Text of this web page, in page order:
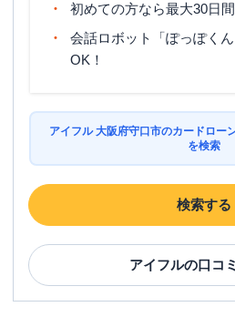
初めての方なら最大30日間
会話ロボット「ぽっぽく
OK！
アイフル 大阪府守口市のカードロー
を検索
検索する
アイフルの口コ